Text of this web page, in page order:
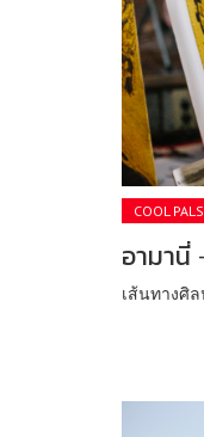
COOL PALS
อามานี่
เส้นทางศิ